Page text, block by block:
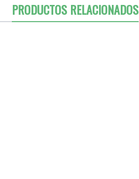
PRODUCTOS RELACIONADOS